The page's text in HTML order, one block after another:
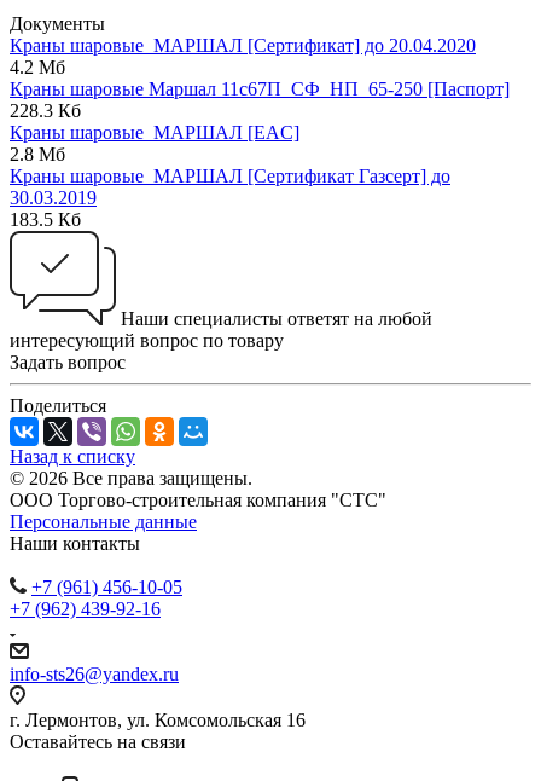
Документы
Краны шаровые_МАРШАЛ [Сертификат] до 20.04.2020
4.2 Мб
Краны шаровые Маршал 11с67П_СФ_НП_65-250 [Паспорт]
228.3 Кб
Краны шаровые_МАРШАЛ [EAC]
2.8 Мб
Краны шаровые_МАРШАЛ [Сертификат Газсерт] до
30.03.2019
183.5 Кб
Наши специалисты ответят на любой
интересующий вопрос по товару
Задать вопрос
Поделиться
Назад к списку
© 2026 Все права защищены.
ООО Торгово-строительная компания "СТС"
Персональные данные
Наши контакты
+7 (961) 456-10-05
+7 (962) 439-92-16
info-sts26@yandex.ru
г. Лермонтов, ул. Комсомольская 16
Оставайтесь на связи